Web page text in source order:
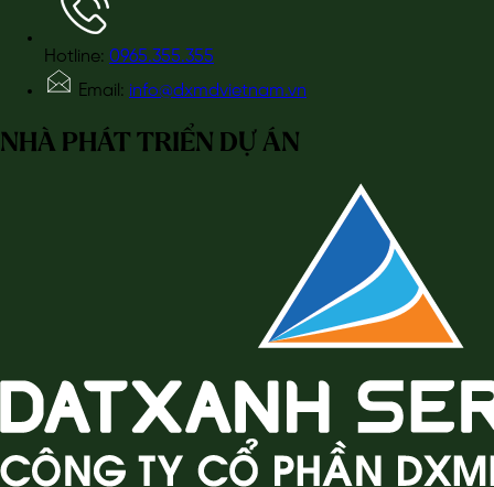
Hotline: 0965.355.355
Email: info@dxmdvietnam.vn
NHÀ PHÁT TRIỂN DỰ ÁN